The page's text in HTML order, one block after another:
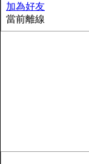
加為好友
當前離線